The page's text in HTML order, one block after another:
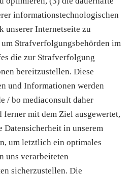
informationstechnologischen
unserer Internetseite zu
Strafverfolgungsbehörden im
die zur Strafverfolgung
bereitzustellen. Diese
und Informationen werden
/ bo mediaconsult daher
ferner mit dem Ziel ausgewertet,
Datensicherheit in unserem
um letztlich ein optimales
uns verarbeiteten
sicherzustellen. Die